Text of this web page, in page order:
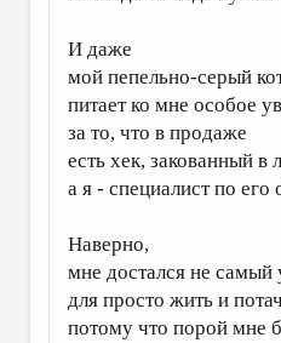
И даже
мой пепельно-серый
питает ко мне особое
за то, что в продаже
есть хек, закованный в
а я - специалист по
Наверно,
мне достался не самый
для просто жить и
потому что порой мне